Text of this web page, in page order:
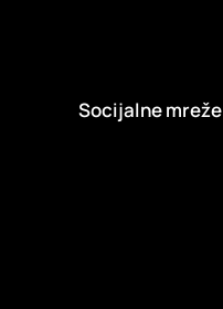
Socijalne mreže